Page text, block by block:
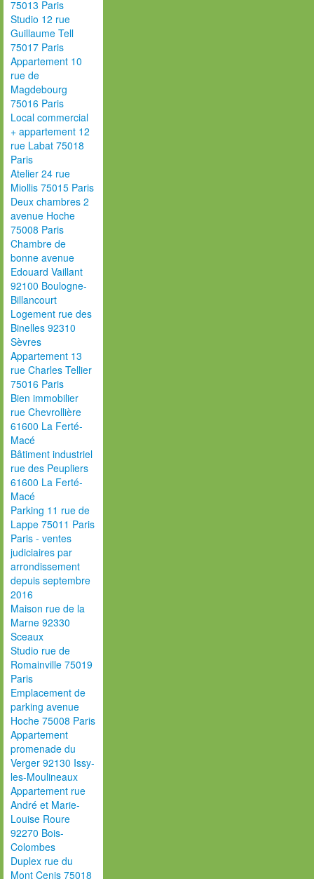
75013 Paris
Studio 12 rue
Guillaume Tell
75017 Paris
Appartement 10
rue de
Magdebourg
75016 Paris
Local commercial
+ appartement 12
rue Labat 75018
Paris
Atelier 24 rue
Miollis 75015 Paris
Deux chambres 2
avenue Hoche
75008 Paris
Chambre de
bonne avenue
Edouard Vaillant
92100 Boulogne-
Billancourt
Logement rue des
Binelles 92310
Sèvres
Appartement 13
rue Charles Tellier
75016 Paris
Bien immobilier
rue Chevrollière
61600 La Ferté-
Macé
Bâtiment industriel
rue des Peupliers
61600 La Ferté-
Macé
Parking 11 rue de
Lappe 75011 Paris
Paris - ventes
judiciaires par
arrondissement
depuis septembre
2016
Maison rue de la
Marne 92330
Sceaux
Studio rue de
Romainville 75019
Paris
Emplacement de
parking avenue
Hoche 75008 Paris
Appartement
promenade du
Verger 92130 Issy-
les-Moulineaux
Appartement rue
André et Marie-
Louise Roure
92270 Bois-
Colombes
Duplex rue du
Mont Cenis 75018